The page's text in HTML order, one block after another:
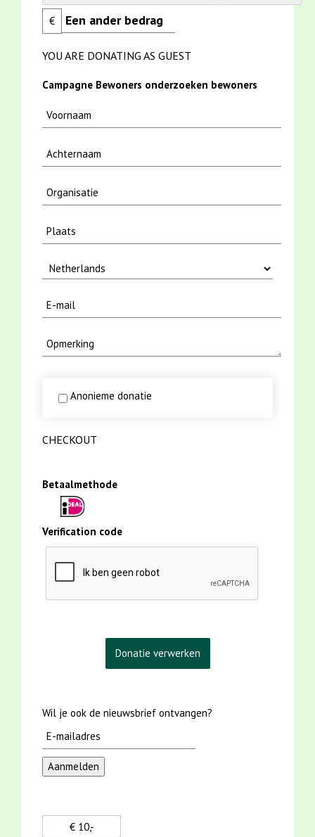
€
YOU ARE DONATING AS GUEST
Campagne Bewoners onderzoeken bewoners
Anonieme donatie
CHECKOUT
Betaalmethode
Verification code
Wil je ook de nieuwsbrief ontvangen?
€ 10,-